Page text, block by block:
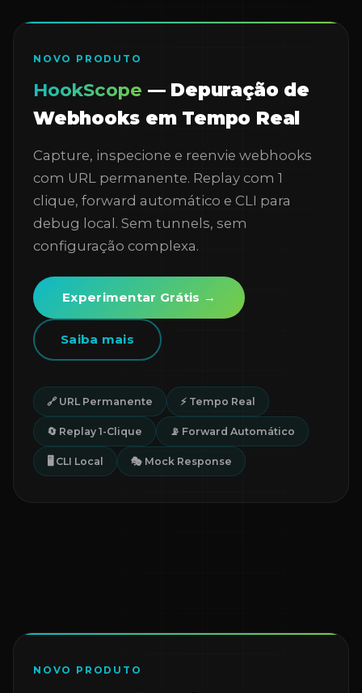
NOVO PRODUTO
HookScope — Depuração de
Webhooks em Tempo Real
Capture, inspecione e reenvie webhooks
com URL permanente. Replay com 1
clique, forward automático e CLI para
debug local. Sem tunnels, sem
configuração complexa.
Experimentar Grátis →
Saiba mais
🔗 URL Permanente ⚡ Tempo Real
🔄 Replay 1-Clique 📡 Forward Automático
🖥️ CLI Local 🎭 Mock Response
NOVO PRODUTO